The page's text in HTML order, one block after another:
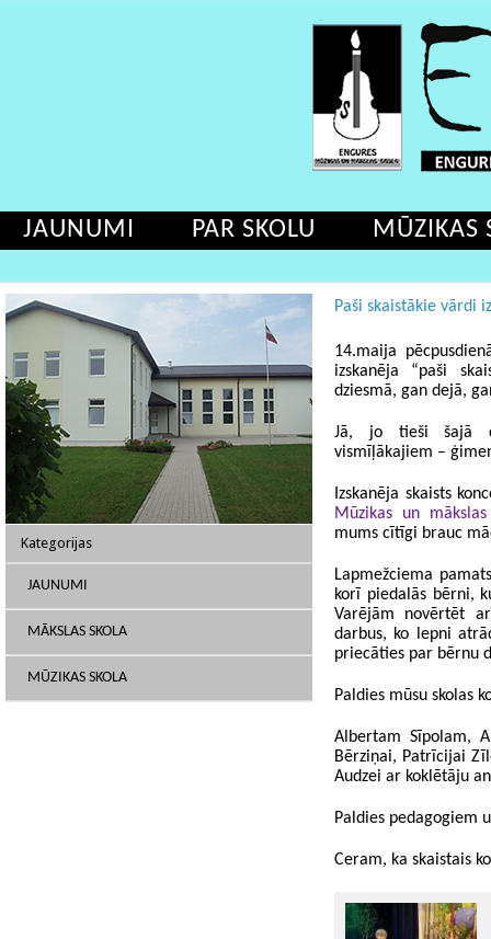
JAUNUMI PAR SKOLU MŪZIKAS
Paši skaistākie vārdi
14.maija
izskanēja “paši
dziesmā, gan dejā,
Jā, jo tieši šajā
vismīļākajiem –
Izskanēja skaists
Mūzikas un
mums cītīgi brauc
Lapmežciema
korī piedalās bērni,
Varējām novērtēt
darbus, ko lepni
priecāties par bērnu
Paldies mūsu skolas
Albertam Sīpolam,
Bērziņai, Patrīcijai
Audzei ar koklētāju
Paldies pedagogiem
Ceram, ka skaistais
Kategorijas
JAUNUMI
MĀKSLAS SKOLA
MŪZIKAS SKOLA